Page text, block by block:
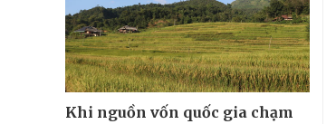
Khi nguồn vốn quốc gia chạm